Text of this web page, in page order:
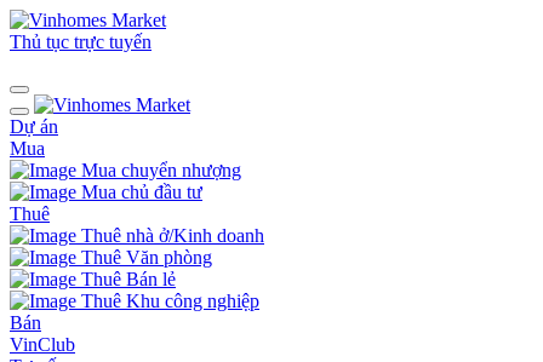
Thủ tục trực tuyến
Dự án
Mua
Mua chuyển nhượng
Mua chủ đầu tư
Thuê
Thuê nhà ở/Kinh doanh
Thuê Văn phòng
Thuê Bán lẻ
Thuê Khu công nghiệp
Bán
VinClub